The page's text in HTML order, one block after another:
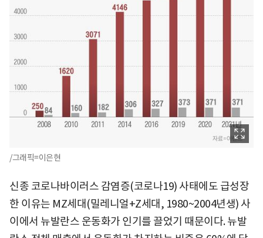
/그래픽=이은현
신종 코로나바이러스 감염증(코로나19) 사태에도 급성장
한 이유는 MZ세대(밀레니얼+Z세대, 1980~2004년생) 사
이에서 뉴발란스 운동화가 인기를 끌었기 때문이다. 뉴발